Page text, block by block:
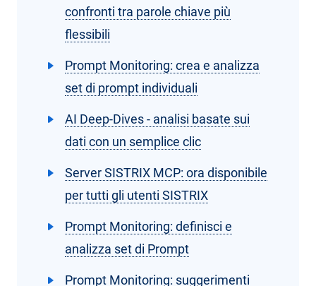
confronti tra parole chiave più
flessibili
Prompt Monitoring: crea e analizza
set di prompt individuali
AI Deep-Dives - analisi basate sui
dati con un semplice clic
Server SISTRIX MCP: ora disponibile
per tutti gli utenti SISTRIX
Prompt Monitoring: definisci e
analizza set di Prompt
Prompt Monitoring: suggerimenti